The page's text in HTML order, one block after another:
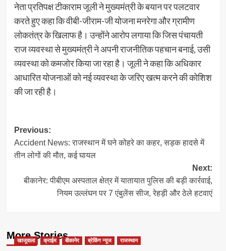
नेता प्रतिपक्ष टीकाराम जूली ने मुख्यमंत्री के बयान पर पलटवार
करते हुए कहा कि वीबी-जीराम-जी योजना मनरेगा और ग्रामीण
लोकतंत्र के खिलाफ है। उन्होंने आरोप लगाया कि जिस पंचायती
राज व्यवस्था से मुख्यमंत्री ने अपनी राजनीतिक पहचान बनाई, उसी
व्यवस्था को कमजोर किया जा रहा है। जूली ने कहा कि अधिकार
आधारित योजनाओं को नई व्यवस्था के जरिए खत्म करने की कोशिश
की जा रही है।
Post
navigation
Previous:
Accident News: राजस्थान में घने कोहरे का कहर, सड़क हादसे में
तीन लोगों की मौत, कई घायल
Next:
बीकानेर: पीबीएम अस्पताल क्षेत्र में यातायात पुलिस की बड़ी कार्रवाई,
नियम उल्लंघन पर 7 एंबुलेंस सीज, रेहड़ी और ठेले हटवाएं
More Stories
खाजूवाला क्राईम बीकानेर ब्रेकिंग न्यूज राजस्थान